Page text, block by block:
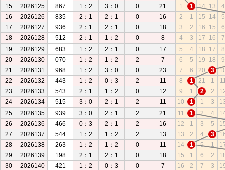
15
2026125 867 1：2 3：0 0 21 1 1 14 13
4
16
2026126 835 2：1 2：1 0 16 2 1 15 14
5
17
2026127 936 2：1 2：1 0 18 3 2 16 15
6
18
2026128 512 2：1 1：2 0 8 4 3 17 16
7
19
2026129 683 1：2 2：1 0 17 5 4 18 17
8
20
2026130 070 1：2 1：2 2 7 6 5 19 18
9
21
2026131 968 1：2 3：0 0 23 7 6 20 3
22
2026132 443 1：2 0：3 2 11 8 1 21 1
23
2026133 543 2：1 1：2 0 12 9 1 2 2
24
2026134 515 3：0 2：1 2 11 10 1 1 3
25
2026135 939 3：0 2：1 2 21 11 1 2 4
26
2026136 466 0：3 2：1 2 16 12 1 3 5
27
2026137 544 1：2 1：2 2 13 13 2 4 3
28
2026138 263 1：2 1：2 0 11 14 1 5 1
29
2026139 198 2：1 2：1 0 18 15 1 6 2
30
2026140 421 1：2 0：3 0 7 16 2 7 3